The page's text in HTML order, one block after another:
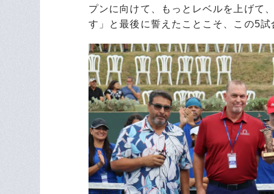
プンに向けて、もっとレベルを上げて
す」と最後に誓えたことこそ、この5試